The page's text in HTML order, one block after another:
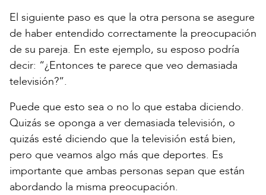
El siguiente paso es que la otra persona se asegure
de haber entendido correctamente la preocupación
de su pareja. En este ejemplo, su esposo podría
decir: “¿Entonces te parece que veo demasiada
televisión?”.
Puede que esto sea o no lo que estaba diciendo.
Quizás se oponga a ver demasiada televisión, o
quizás esté diciendo que la televisión está bien,
pero que veamos algo más que deportes. Es
importante que ambas personas sepan que están
abordando la misma preocupación.